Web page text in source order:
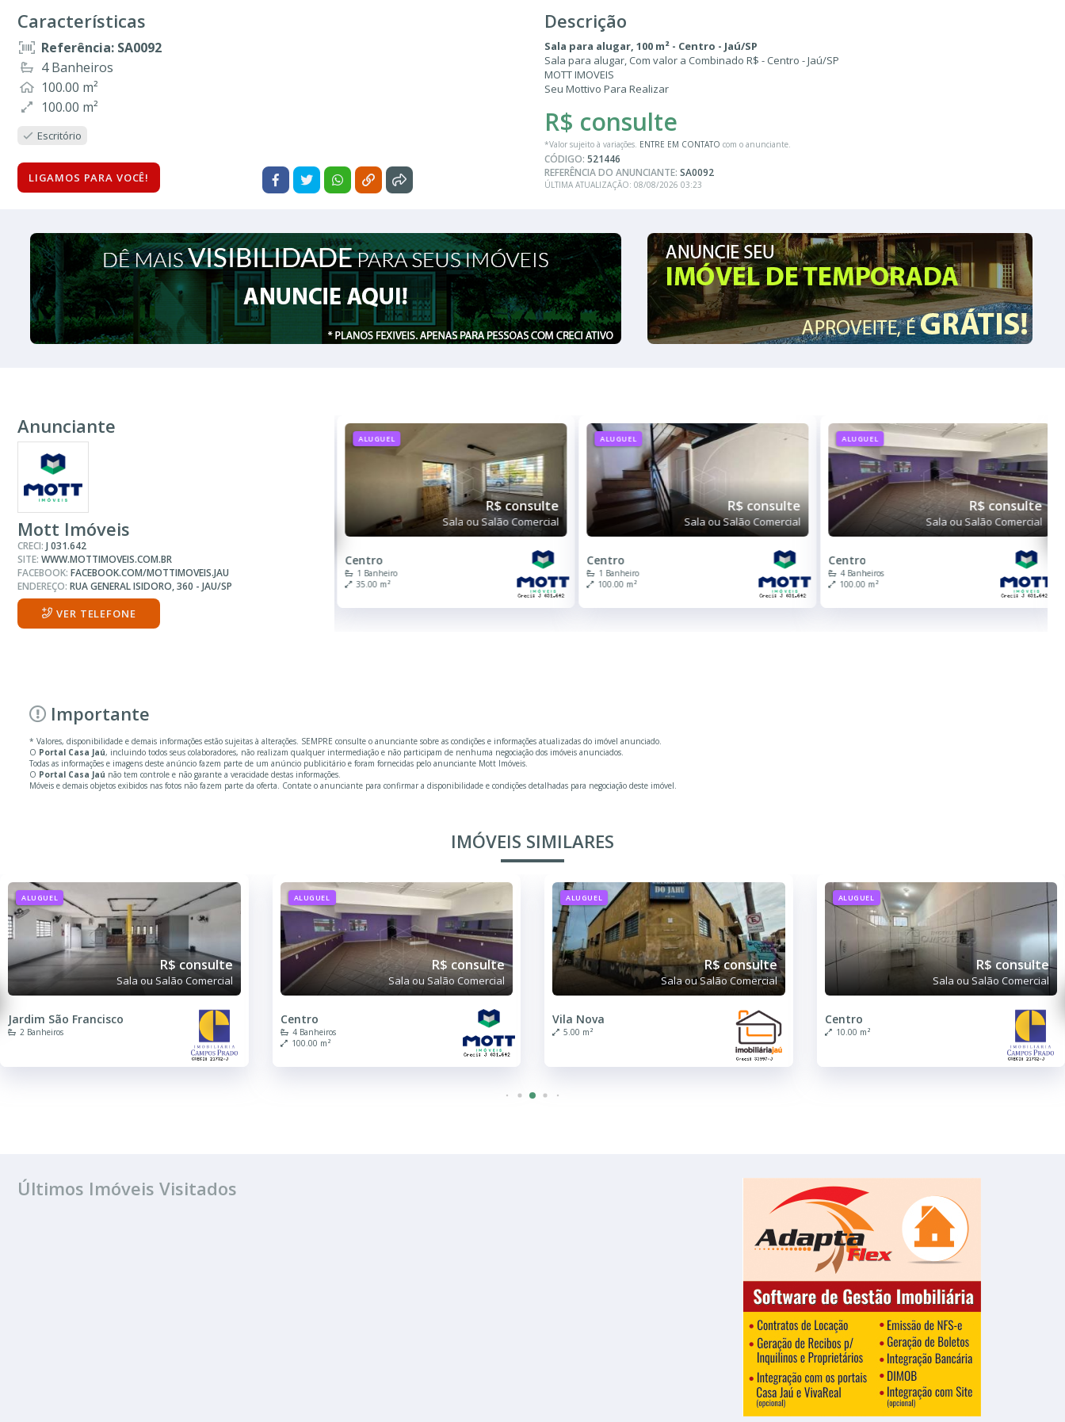
Características
Referência: SA0092
4 Banheiros
100.00 m²
100.00 m²
Escritório
LIGAMOS PARA VOCÊ!
Descrição
Sala para alugar, 100 m² - Centro - Jaú/SP
Sala para alugar, Com valor a Combinado R$ - Centro - Jaú/SP
MOTT IMOVEIS
Seu Mottivo Para Realizar
R$ consulte
*Valor sujeito à variações. ENTRE EM CONTATO com o anunciante.
CÓDIGO: 521446
REFERÊNCIA DO ANUNCIANTE: SA0092
ÚLTIMA ATUALIZAÇÃO: 08/08/2026 03:23
Anunciante
Mott Imóveis
CRECI: J 031.642
SITE: WWW.MOTTIMOVEIS.COM.BR
FACEBOOK: FACEBOOK.COM/MOTTIMOVEIS.JAU
ENDEREÇO: RUA GENERAL ISIDORO, 360 - JAU/SP
VER TELEFONE
Centro
4 Banheiros
100.00 m²
ALUGUEL
R$ consulte
Sala ou Salão Comercial
Centro
1 Banheiro
35.00 m²
ALUGUEL
R$ consulte
Sala ou Salão Comercial
Centro
1 Banheiro
100.00 m²
ALUGUEL
R$ consulte
Sala ou Salão Comercial
Centro
4 Banheiros
100.00 m²
Importante
* Valores, disponibilidade e demais informações estão sujeitas à alterações. SEMPRE consulte o anunciante sobre as condições e informações atualizadas do imóvel anunciado.
O Portal Casa Jaú, incluindo todos seus colaboradores, não realizam qualquer intermediação e não participam de nenhuma negociação dos imóveis anunciados.
Todas as informações e imagens deste anúncio fazem parte de um anúncio publicitário e foram fornecidas pelo anunciante Mott Imóveis.
O Portal Casa Jaú não tem controle e não garante a veracidade destas informações.
Móveis e demais objetos exibidos nas fotos não fazem parte da oferta. Contate o anunciante para confirmar a disponibilidade e condições detalhadas para negociação deste imóvel.
IMÓVEIS SIMILARES
ALUGUEL
R$ consulte
Sala ou Salão Comercial
Jardim São Francisco
2 Banheiros
ALUGUEL
R$ consulte
Sala ou Salão Comercial
Centro
4 Banheiros
100.00 m²
ALUGUEL
R$ consulte
Sala ou Salão Comercial
Vila Nova
5.00 m²
ALUGUEL
R$ consulte
Sala ou Salão Comercial
Centro
10.00 m²
Últimos Imóveis Visitados